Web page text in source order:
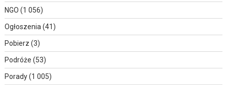
NGO (1 056)
Ogłoszenia (41)
Pobierz (3)
Podróże (53)
Porady(1 005)